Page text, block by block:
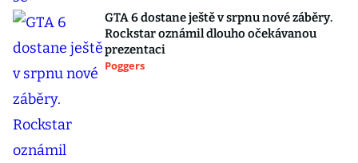
GTA 6 dostane ještě v srpnu nové záběry.
Rockstar oznámil dlouho očekávanou
prezentaci
Poggers